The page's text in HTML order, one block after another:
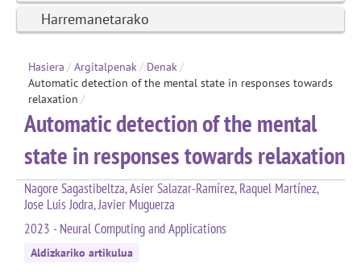
Harremanetarako
Hasiera / Argitalpenak/ Denak/
Automatic detection of the mental state in responses towards
relaxation /
Automatic detection of the mental
state in responses towards relaxation
Nagore Sagastibeltza, Asier Salazar-Ramírez, Raquel Martínez,
Jose Luis Jodra, Javier Muguerza
2023 - Neural Computing and Applications
Aldizkariko artikulua